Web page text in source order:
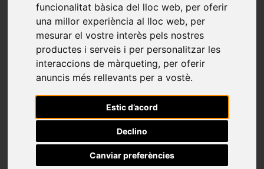
funcionalitat bàsica del lloc web, per oferir
una millor experiència al lloc web, per
mesurar el vostre interès pels nostres
productes i serveis i per personalitzar les
interaccions de màrqueting, per oferir
anuncis més rellevants per a vostè.
Estic d’acord
Declino
Canviar preferències
Espais diàfans amb cuines obertes
i integrades a l’espai.
Mobles sense tiradors
Colors sobri